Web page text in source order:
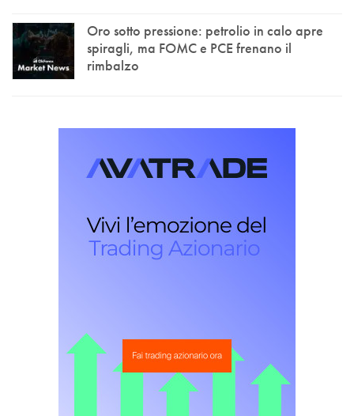
Oro sotto pressione: petrolio in calo apre
spiragli, ma FOMC e PCE frenano il
rimbalzo